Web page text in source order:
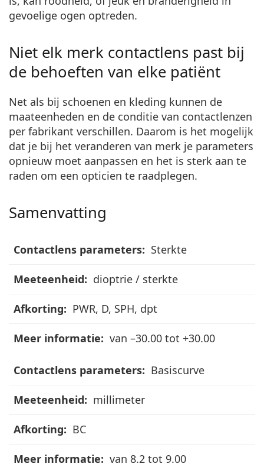
gevoelige ogen optreden.
Niet elk merk contactlens past bij
de behoeften van elke patiënt
Net als bij schoenen en kleding kunnen de
maateenheden en de conditie van contactlenzen
per fabrikant verschillen. Daarom is het mogelijk
dat je bij het veranderen van merk je parameters
opnieuw moet aanpassen en het is sterk aan te
raden om een opticien te raadplegen.
Samenvatting
Contactlens
informatie
Sterkte
dioptrie / sterkte
PWR, D, SPH, dpt
van –30.00 tot +30.00
Basiscurve
millimeter
BC
van 8.2 tot 9.00